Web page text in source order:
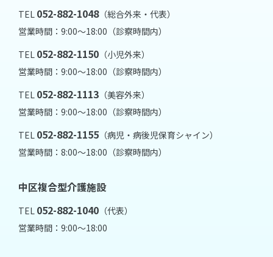
TEL 052-882-1048（総合外来・代表）
営業時間：9:00～18:00（診察時間内）
TEL 052-882-1150 （小児外来）
営業時間：9:00～18:00（診察時間内）
TEL 052-882-1113 （美容外来）
営業時間：9:00～18:00（診察時間内）
TEL 052-882-1155 （病児・病後児保育シャイン）
営業時間：8:00～18:00（診察時間内）
中区複合型介護施設
TEL 052-882-1040 （代表）
営業時間：9:00～18:00